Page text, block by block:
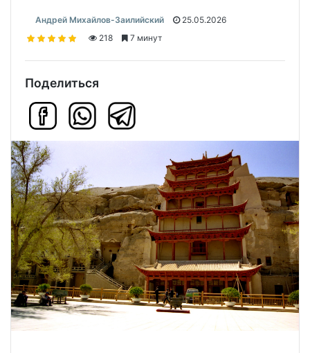
Андрей Михайлов-Заилийский
25.05.2026
218
7 минут
Поделиться